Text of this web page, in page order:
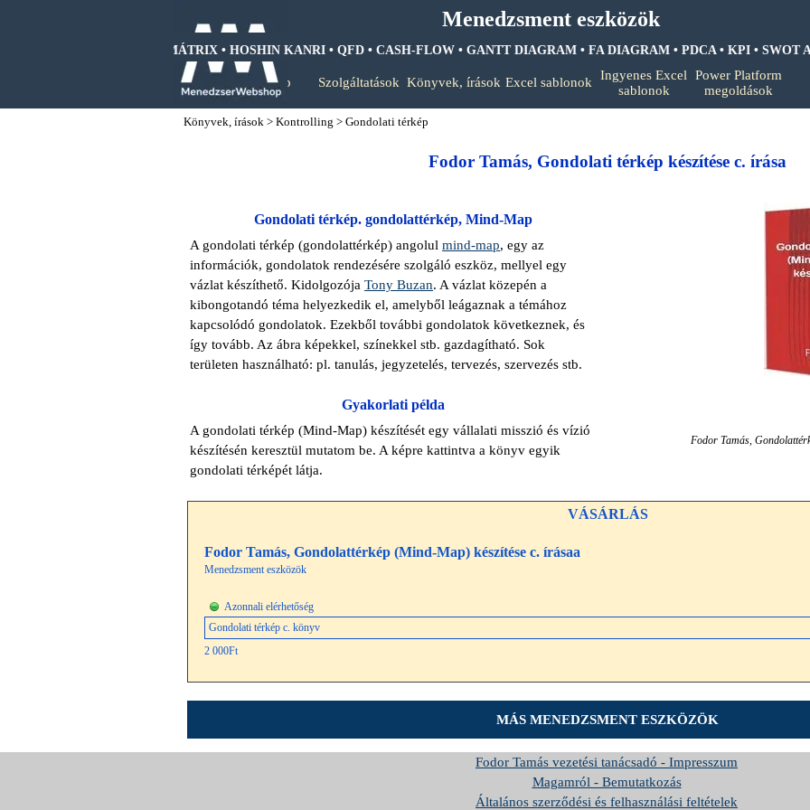
Menedzsment eszközök
• SWOT ANALIZIS • BCG MÁTRIX • HOSHIN KANRI • QFD • CASH-FLOW • GANTT DIAGRAM • FA DIAGRAM • PDCA • KPI • SWOT
Kezdőlap
Szolgáltatások Könyvek, írások ▼
Excel sablonok ▼
Ingyenes Excel
sablonok
▼
Power Platform
megoldások
Könyvek, írások >Kontrolling >Gondolati térkép
Fodor Tamás, Gondolati térkép készítése c. írása
Gondolati térkép. gondolattérkép, Mind-Map
A gondolati térkép (gondolattérkép) angolulmind-map, egy az
információk, gondolatok rendezésére szolgáló eszköz, mellyel egy
vázlat készíthető. KidolgozójaTony Buzan. A vázlat közepén a
kibongotandó téma helyezkedik el, amelyből leágaznak a témához
kapcsolódó gondolatok. Ezekből további gondolatok következnek, és
így tovább. Az ábra képekkel, színekkel stb. gazdagítható. Sok
területen használható: pl. tanulás, jegyzetelés, tervezés, szervezés stb.
Gyakorlati példa
A gondolati térkép (Mind-Map) készítését egy vállalati misszió és vízió
készítésén keresztül mutatom be. A képre kattintva a könyv egyik
gondolati térképét látja.
Fodor Tamás,
VÁSÁRLÁS
Fodor Tamás, Gondolattérkép (Mind-Map) készítése c. írásaa
Menedzsment eszközök
Részletesen & Vásárlás
Azonnali elérhetőség
2 000Ft
MÁS MENEDZSMENT ESZKÖZÖK
Fodor Tamás vezetési tanácsadó - Impresszum
Magamról - Bemutatkozás
Általános szerződési és felhasználási feltételek